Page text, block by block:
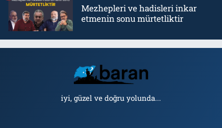
Mezhepleri ve hadisleri inkar
etmenin sonu mürtetliktir
iyi, güzel ve doğru yolunda...